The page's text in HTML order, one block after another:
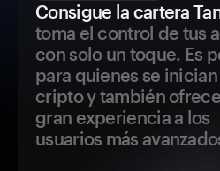
Consigue la cartera
toma el control de tus
con solo un toque. Es
para quienes se
cripto y también
gran experiencia a los
usuarios más